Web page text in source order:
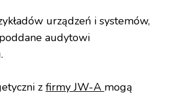
urządzeń i systemów,
audytowi
z firmy JW-A mogą